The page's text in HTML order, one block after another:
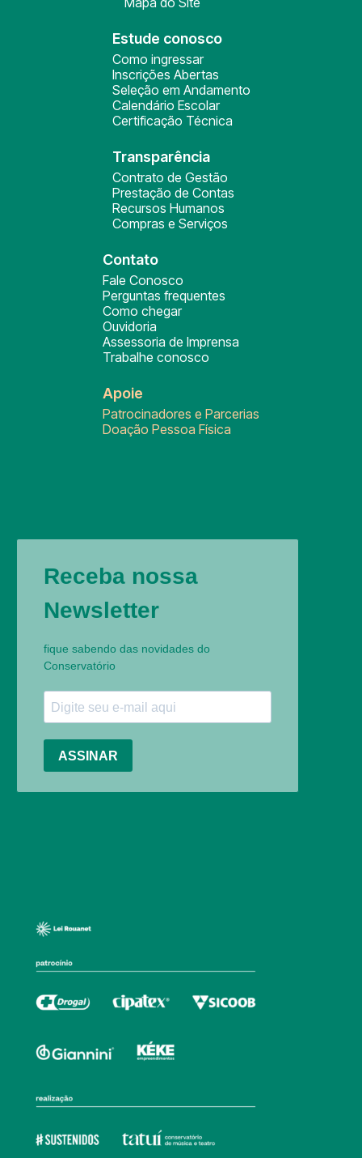
Estude conosco
Como ingressar
Inscrições Abertas
Seleção em Andamento
Calendário Escolar
Certificação Técnica
Transparência
Contrato de Gestão
Prestação de Contas
Recursos Humanos
Compras e Serviços
Contato
Fale Conosco
Perguntas frequentes
Como chegar
Ouvidoria
Assessoria de Imprensa
Trabalhe conosco
Apoie
Patrocinadores e Parcerias
Doação Pessoa Física